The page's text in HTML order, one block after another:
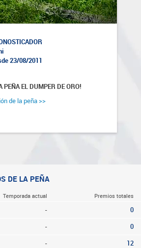
23/08/2011
PEÑA EL DUMPER DE ORO!
de la peña >>
DE LA PEÑA
Temporada actual Premios totales
- 0
- 0
- 12